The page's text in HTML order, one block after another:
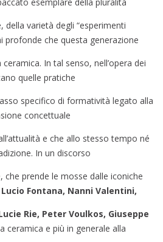
della varietà degli “esperimenti
profonde che questa generazione
In tal senso, nell’opera dei
quelle pratiche
specifico di formatività legato alla
concettuale
e che allo stesso tempo né
In un discorso
che prende le mosse dalle iconiche
Fontana, Nanni Valentini,
Rie, Peter Voulkos, Giuseppe
ceramica e più in generale alla